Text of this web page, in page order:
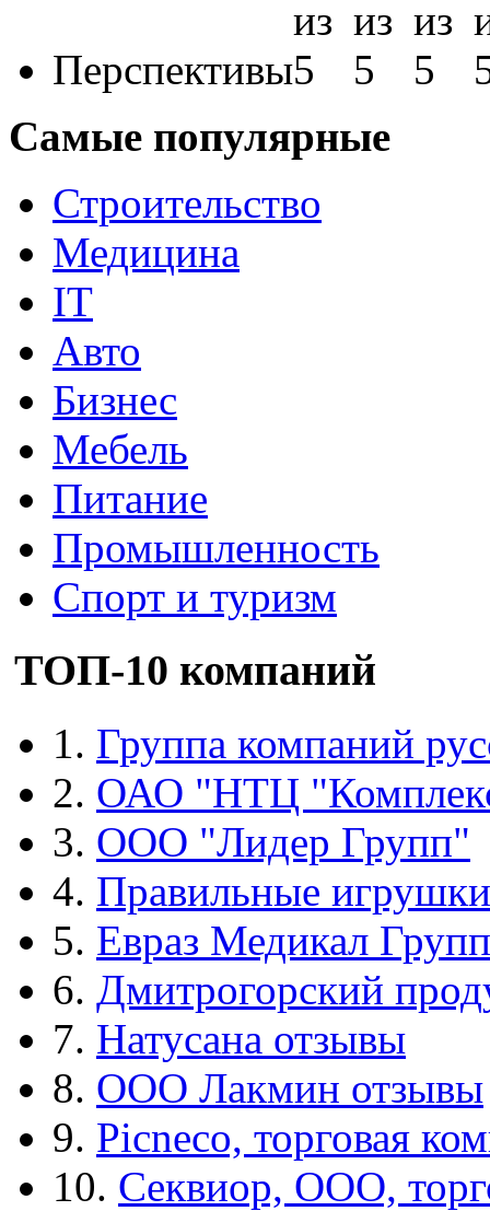
Перспективы
Самые популярные
Строительство
Медицина
IT
Авто
Бизнес
Мебель
Питание
Промышленность
Спорт и туризм
ТОП-10 компаний
1. Группа компаний
2. ОАО "НТЦ
3. ООО "Лидер Групп"
4. Правильные игрушки
5. Евраз Медикал Групп
6. Дмитрогорский
7. Натусана отзывы
8. ООО Лакмин отзывы
9. Picneco, торговая
10. Секвиор, ООО,